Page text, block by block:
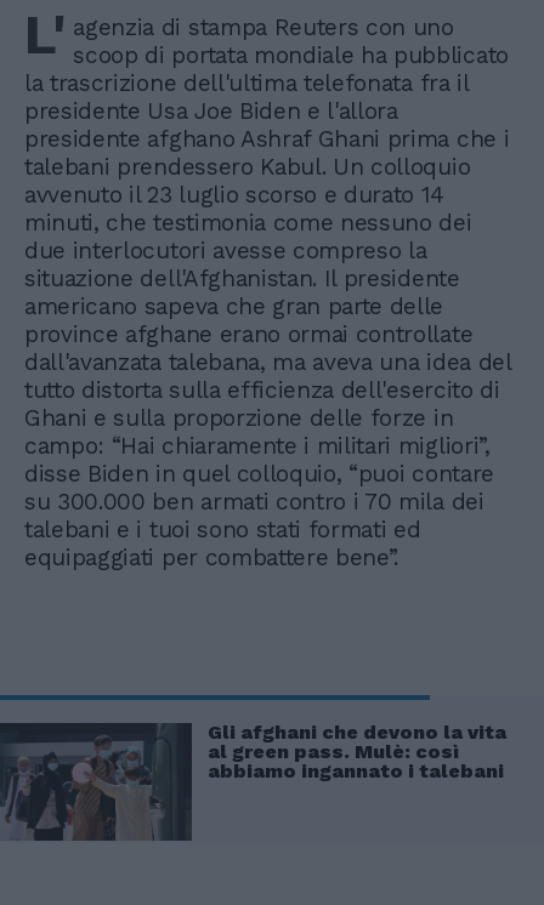
L' agenzia di stampa Reuters con uno
scoop di portata mondiale ha pubblicato
la trascrizione dell'ultima telefonata fra il
presidente Usa Joe Biden e l'allora
presidente afghano Ashraf Ghani prima che i
talebani prendessero Kabul. Un colloquio
avvenuto il 23 luglio scorso e durato 14
minuti, che testimonia come nessuno dei
due interlocutori avesse compreso la
situazione dell'Afghanistan. Il presidente
americano sapeva che gran parte delle
province afghane erano ormai controllate
dall'avanzata talebana, ma aveva una idea del
tutto distorta sulla efficienza dell'esercito di
Ghani e sulla proporzione delle forze in
campo: “Hai chiaramente i militari migliori”,
disse Biden in quel colloquio, “puoi contare
su 300.000 ben armati contro i 70 mila dei
talebani e i tuoi sono stati formati ed
equipaggiati per combattere bene”.
Gli afghani che devono la vita
al green pass. Mulè: così
abbiamo ingannato i talebani